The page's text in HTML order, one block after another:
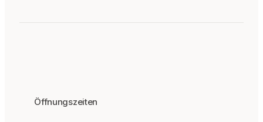
Öffnungszeiten